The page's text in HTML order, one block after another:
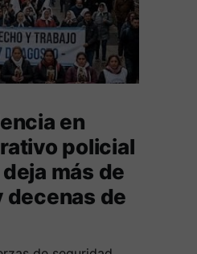
en
policial
más de
decenas de